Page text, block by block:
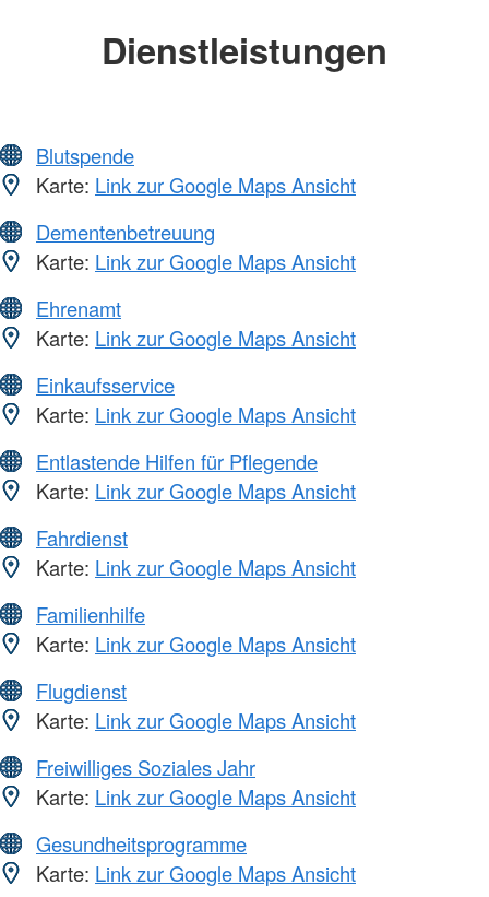
Dienstleistungen
Blutspende
Karte: Link zur Google Maps Ansicht
Dementenbetreuung
Karte: Link zur Google Maps Ansicht
Ehrenamt
Karte: Link zur Google Maps Ansicht
Einkaufsservice
Karte: Link zur Google Maps Ansicht
Entlastende Hilfen für Pflegende
Karte: Link zur Google Maps Ansicht
Fahrdienst
Karte: Link zur Google Maps Ansicht
Familienhilfe
Karte: Link zur Google Maps Ansicht
Flugdienst
Karte: Link zur Google Maps Ansicht
Freiwilliges Soziales Jahr
Karte: Link zur Google Maps Ansicht
Gesundheitsprogramme
Karte: Link zur Google Maps Ansicht